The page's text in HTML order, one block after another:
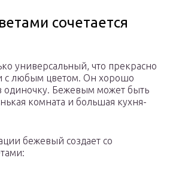
сочетается
универсальный, что прекрасно
с любым цветом. Он хорошо
одиночку. Бежевым может быть
комната и большая кухня-
бежевый создает со